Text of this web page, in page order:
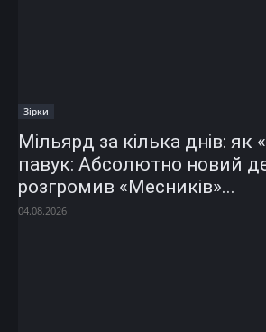
Зірки
Мільярд за кілька днів:
павук: Абсолютно новий
розгромив «Месників»...
04.08.2026